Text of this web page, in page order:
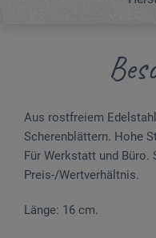
Aus rostfreiem
Scherenblättern. Hohe
Für Werkstatt und Büro.
Preis-/Wertverhältnis.
Länge: 16 cm.